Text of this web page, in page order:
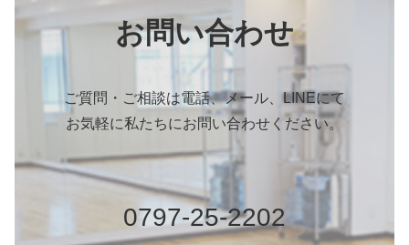
お問い合わせ
ご質問・ご相談は電話、メール、LINEにて
お気軽に私たちにお問い合わせください。
0797-25-2202